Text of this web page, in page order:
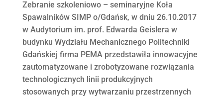
Zebranie szkoleniowo – seminaryjne Koła
Spawalników SIMP o/Gdańsk, w dniu 26.10.2017
w Audytorium im. prof. Edwarda Geislera w
budynku Wydziału Mechanicznego Politechniki
Gdańskiej firma PEMA przedstawiła innowacyjne
zautomatyzowane i zrobotyzowane rozwiązania
technologicznych linii produkcyjnych
stosowanych przy wytwarzaniu przestrzennych